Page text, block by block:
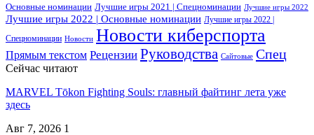
Основные номинации Лучшие игры 2021 | Спецноминации Лучшие игры 2022
Лучшие игры 2022 | Основные номинации Лучшие игры 2022 |
Спецноминации Новости Новости киберспорта
Прямым текстом Рецензии Руководства Сайтовые Спец
Сейчас читают
MARVEL Tōkon Fighting Souls: главный файтинг лета уже
здесь
Авг 7, 2026 1